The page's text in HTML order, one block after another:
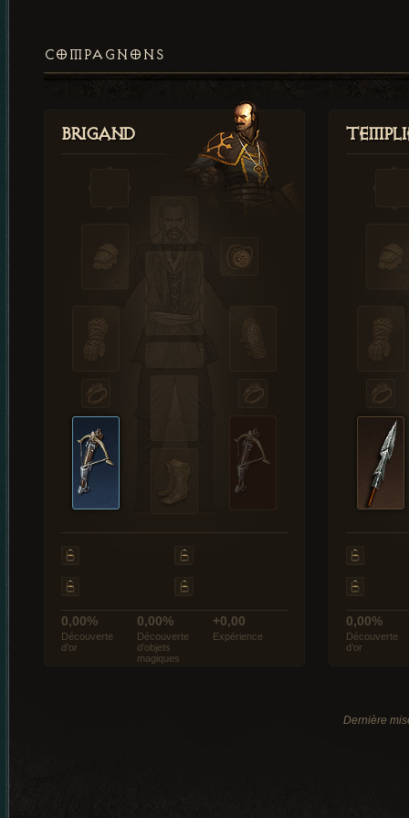
COMPAGNONS
Brigand
0,00%
Découverte
d’or
0,00%
Découverte
d’objets
magiques
+0,00
Expérience
0,00%
Découverte
d’or
Dernière